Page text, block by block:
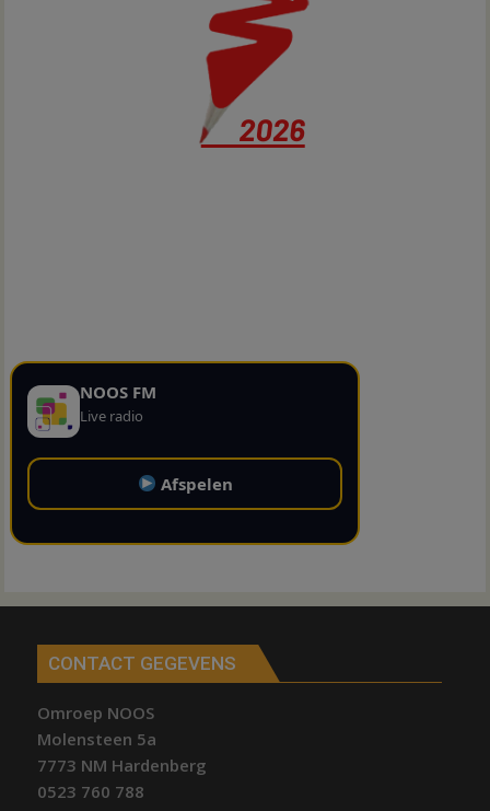
NOOS FM
Live radio
Afspelen
CONTACT GEGEVENS
Omroep NOOS
Molensteen 5a
7773 NM Hardenberg
0523 760 788